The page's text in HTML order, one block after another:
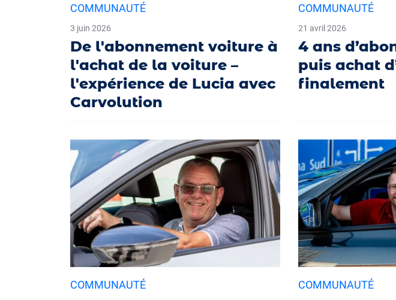
COMMUNAUTÉ
3 juin 2026
De l'abonnement voiture à
l'achat de la voiture –
l'expérience de Lucia avec
Carvolution
COMMUNAUTÉ
21 avril 2026
4 ans
puis achat
finalement
COMMUNAUTÉ COMMUNAUTÉ